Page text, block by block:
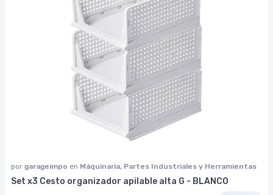
por garageimpo en Máquinaria, Partes Industriales y Herramientas
Set x3 Cesto organizador apilable alta G - BLANCO